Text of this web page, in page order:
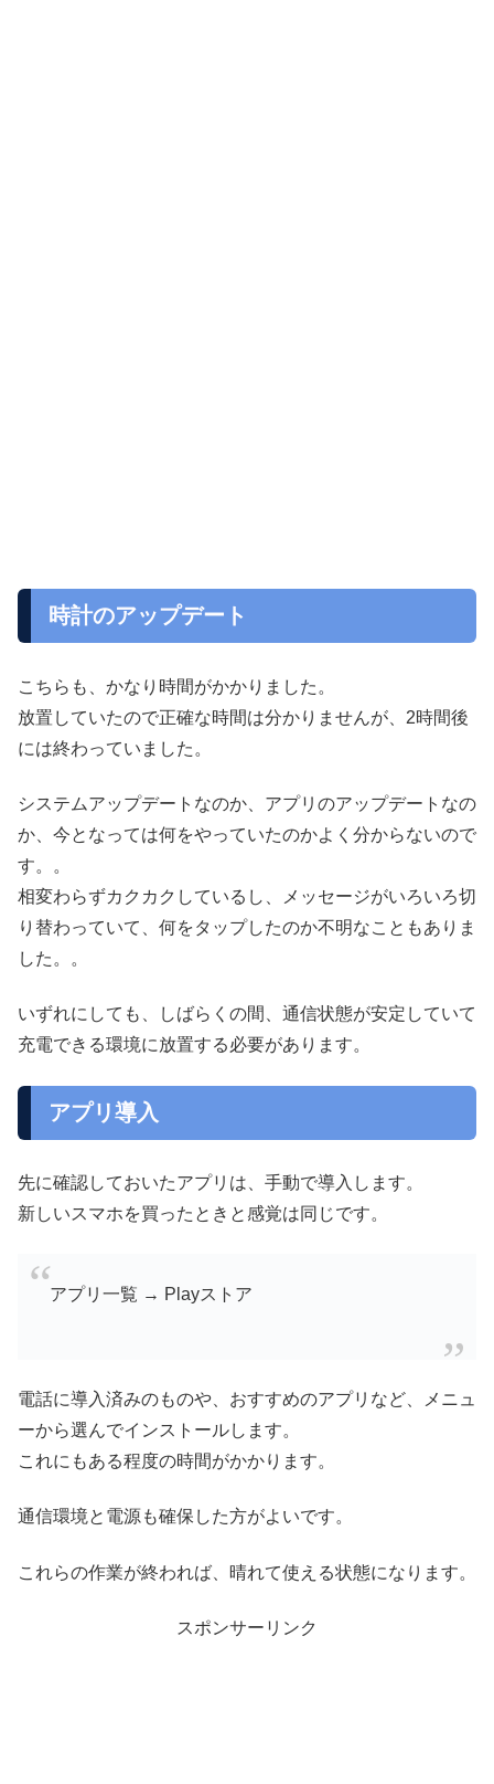
時計のアップデート
こちらも、かなり時間がかかりました。
放置していたので正確な時間は分かりませんが、2時間後
には終わっていました。
システムアップデートなのか、アプリのアップデートなの
か、今となっては何をやっていたのかよく分からないので
す。。
相変わらずカクカクしているし、メッセージがいろいろ切
り替わっていて、何をタップしたのか不明なこともありま
した。。
いずれにしても、しばらくの間、通信状態が安定していて
充電できる環境に放置する必要があります。
アプリ導入
先に確認しておいたアプリは、手動で導入します。
新しいスマホを買ったときと感覚は同じです。
アプリ一覧 → Playストア
電話に導入済みのものや、おすすめのアプリなど、メニュ
ーから選んでインストールします。
これにもある程度の時間がかかります。
通信環境と電源も確保した方がよいです。
これらの作業が終われば、晴れて使える状態になります。
スポンサーリンク